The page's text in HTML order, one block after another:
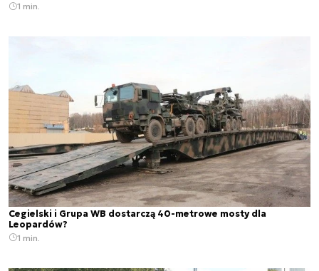
1 min.
Cegielski i Grupa WB dostarczą 40-metrowe mosty dla
Leopardów?
1 min.